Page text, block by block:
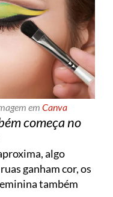
em Canva
começa no
algo
ganham cor, os
também